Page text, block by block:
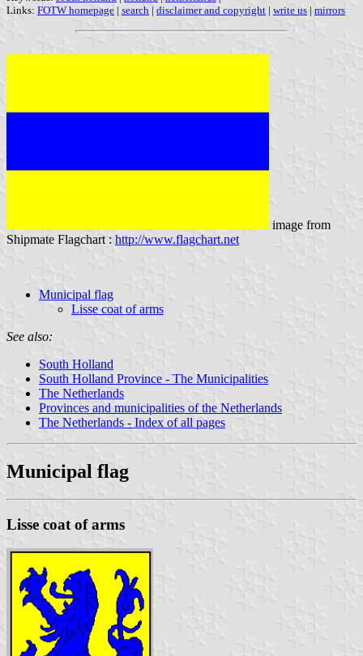
Links: FOTW homepage | search | disclaimer and copyright | write us | mirrors
image from
Shipmate Flagchart : http://www.flagchart.net
Municipal flag
Lisse coat of arms
See also:
South Holland
South Holland Province - The Municipalities
The Netherlands
Provinces and municipalities of the Netherlands
The Netherlands - Index of all pages
Municipal flag
Lisse coat of arms